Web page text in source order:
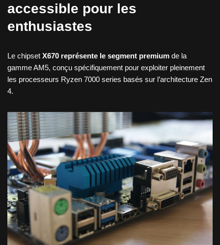
accessible pour les
enthusiastes
Le chipset X670 représente le segment premium de la
gamme AM5, conçu spécifiquement pour exploiter pleinement
les processeurs Ryzen 7000 series basés sur l’architecture Zen
4.